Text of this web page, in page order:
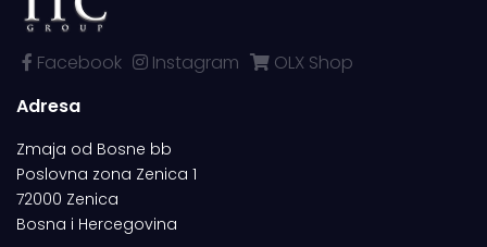
Facebook Instagram
OLX Shop
Adresa
Zmaja od Bosne bb
Poslovna zona Zenica 1
72000 Zenica
Bosna i Hercegovina